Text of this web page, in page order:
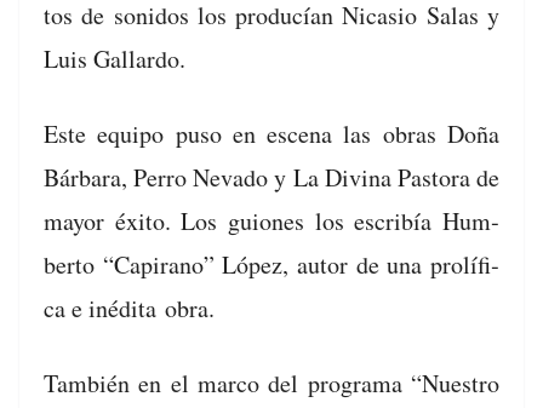
tos de sonidos los pro­ducían Nica­s­io Salas y
Luis Gallardo.
Este equipo puso en esce­na las obras Doña
Bár­bara, Per­ro Neva­do y La Div­ina Pas­to­ra de
may­or éxi­to. Los guiones los escribía Hum­
ber­to “Capi­ra­no” López, autor de una pro­lí­fi­
ca e inédi­ta obra.
Tam­bién en el mar­co del pro­gra­ma “Nue­stro